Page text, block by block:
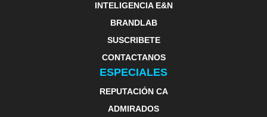
INTELIGENCIA E&N
BRANDLAB
SUSCRIBETE
CONTACTANOS
ESPECIALES
REPUTACIÓN CA
ADMIRADOS